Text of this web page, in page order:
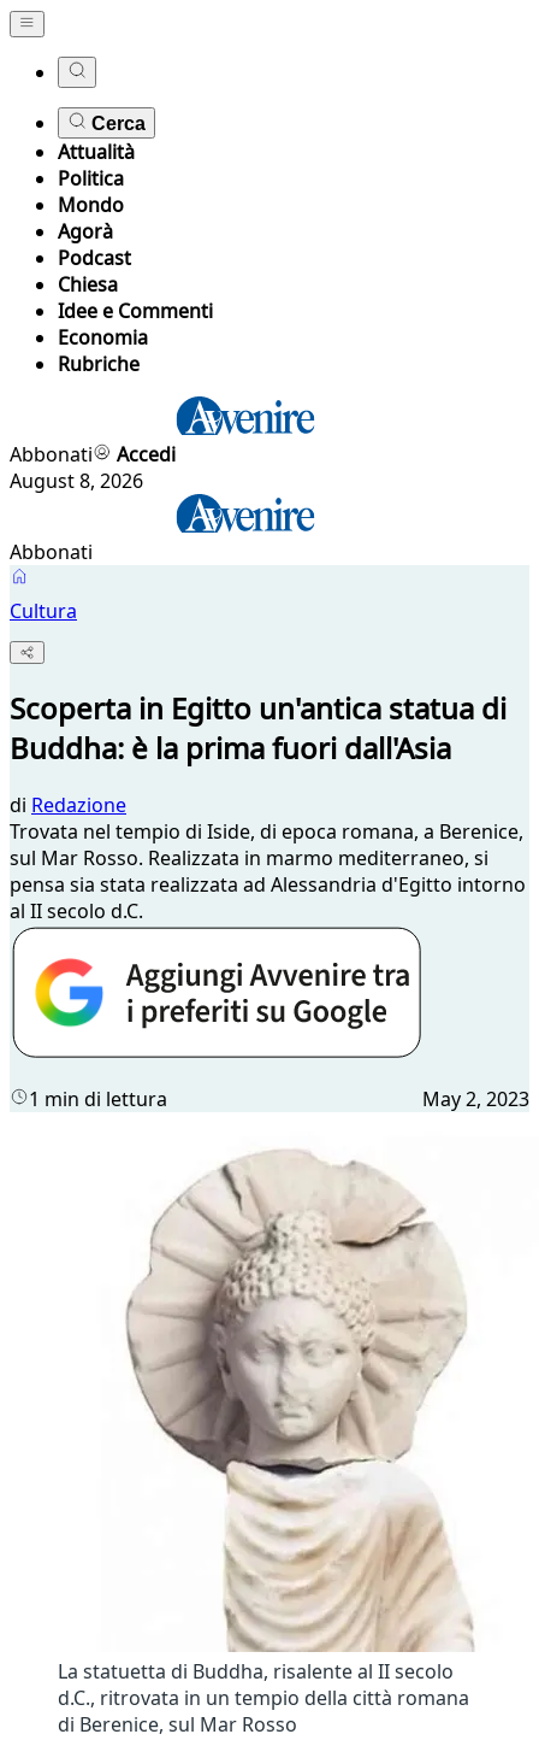
Cerca
Attualità
Politica
Mondo
Agorà
Podcast
Chiesa
Idee e Commenti
Economia
Rubriche
Abbonati
Accedi
August 8, 2026
Abbonati
Cultura
Scoperta in Egitto un'antica statua di
Buddha: è la prima fuori dall'Asia
di Redazione
Trovata nel tempio di Iside, di epoca romana, a Berenice,
sul Mar Rosso. Realizzata in marmo mediterraneo, si
pensa sia stata realizzata ad Alessandria d'Egitto intorno
al II secolo d.C.
1 min di lettura May 2, 2023
La statuetta di Buddha, risalente al II secolo
d.C., ritrovata in un tempio della città romana
di Berenice, sul Mar Rosso